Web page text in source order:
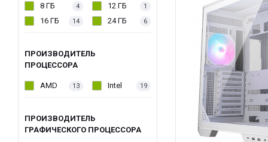
8 ГБ 4 12 ГБ 1
16 ГБ 14 24 ГБ 6
ПРОИЗВОДИТЕЛЬ
ПРОЦЕССОРА
AMD 13 Intel 19
ПРОИЗВОДИТЕЛЬ
ГРАФИЧЕСКОГО ПРОЦЕССОРА